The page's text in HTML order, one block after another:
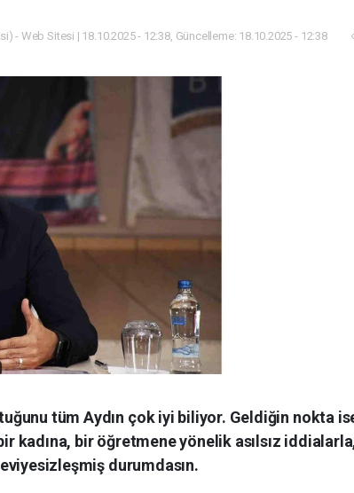
- Web Sitesi | 18.10.2025 - 12:38, Güncelleme: 18.10.2025 - 12:38
tüm Aydın çok iyi biliyor. Geldiğin nokta
kadına, bir öğretmene yönelik asılsız
durumdasın.